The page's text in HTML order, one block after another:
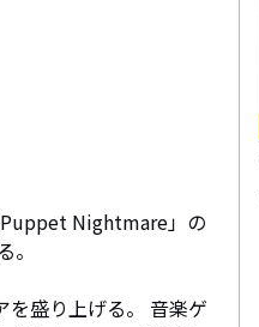
Nightmare」の
。
を盛り上げる。 音楽ゲ